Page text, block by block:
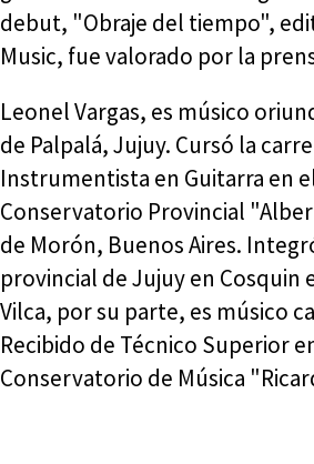
debut, "Obraje del tiempo",
Music, fue valorado por la
Leonel Vargas, es músico
de Palpalá, Jujuy. Cursó la
Instrumentista en Guitarra en
Conservatorio Provincial
de Morón, Buenos Aires.
provincial de Jujuy en Cosquin
Vilca, por su parte, es músico
Recibido de Técnico Superior
Conservatorio de Música